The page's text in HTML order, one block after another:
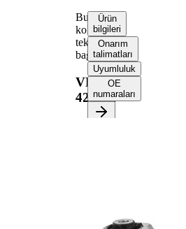
Bugi
kolu,
tekerlek
bağlantısı
VKDS
421016
Ürün
bilgileri
Onarım
talimatları
Uyumluluk
OE
numaraları
Ürün/Bilgi
mafsalı yok